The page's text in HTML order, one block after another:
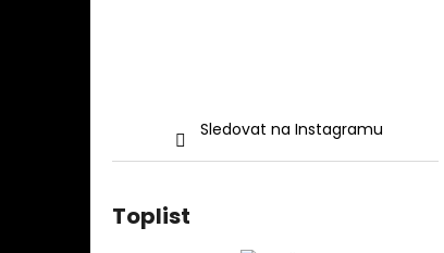
Sledovat na Instagramu
Toplist